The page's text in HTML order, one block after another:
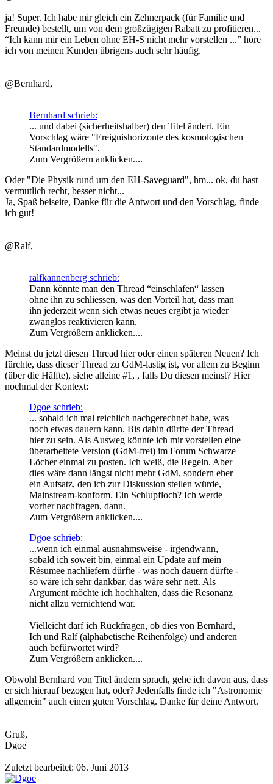
ja! Super. Ich habe mir gleich ein Zehnerpack (für Familie und
Freunde) bestellt, um von dem großzügigen Rabatt zu profitieren...
“Ich kann mir ein Leben ohne EH-S nicht mehr vorstellen ...” höre
ich von meinen Kunden übrigens auch sehr häufig.
@Bernhard,
Bernhard schrieb:
... und dabei (sicherheitshalber) den Titel ändert. Ein
Vorschlag wäre "Ereignishorizonte des kosmologischen
Standardmodells".
Zum Vergrößern anklicken....
Oder "Die Physik rund um den EH-Saveguard", hm... ok, du hast
vermutlich recht, besser nicht...
Ja, Spaß beiseite, Danke für die Antwort und den Vorschlag, finde
ich gut!
@Ralf,
ralfkannenberg schrieb:
Dann könnte man den Thread “einschlafen“ lassen
ohne ihn zu schliessen, was den Vorteil hat, dass man
ihn jederzeit wenn sich etwas neues ergibt ja wieder
zwanglos reaktivieren kann.
Zum Vergrößern anklicken....
Meinst du jetzt diesen Thread hier oder einen späteren Neuen? Ich
fürchte, dass dieser Thread zu GdM-lastig ist, vor allem zu Beginn
(über die Hälfte), siehe alleine #1, , falls Du diesen meinst? Hier
nochmal der Kontext:
Dgoe schrieb:
... sobald ich mal reichlich nachgerechnet habe, was
noch etwas dauern kann. Bis dahin dürfte der Thread
hier zu sein. Als Ausweg könnte ich mir vorstellen eine
überarbeitete Version (GdM-frei) im Forum Schwarze
Löcher einmal zu posten. Ich weiß, die Regeln. Aber
dies wäre dann längst nicht mehr GdM, sondern eher
ein Aufsatz, den ich zur Diskussion stellen würde,
Mainstream-konform. Ein Schlupfloch? Ich werde
vorher nachfragen, dann.
Zum Vergrößern anklicken....
Dgoe schrieb:
...wenn ich einmal ausnahmsweise - irgendwann,
sobald ich soweit bin, einmal ein Update auf mein
Résumee nachliefern dürfte - was noch dauern dürfte -
so wäre ich sehr dankbar, das wäre sehr nett. Als
Argument möchte ich hochhalten, dass die Resonanz
nicht allzu vernichtend war.
Vielleicht darf ich Rückfragen, ob dies von Bernhard,
Ich und Ralf (alphabetische Reihenfolge) und anderen
auch befürwortet wird?
Zum Vergrößern anklicken....
Obwohl Bernhard von Titel ändern sprach, gehe ich davon aus, dass
er sich hierauf bezogen hat, oder? Jedenfalls finde ich "Astronomie
allgemein" auch einen guten Vorschlag. Danke für deine Antwort.
Gruß,
Dgoe
Zuletzt bearbeitet: 06. Juni 2013